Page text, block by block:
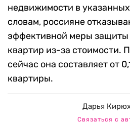
недвижимости в
словам, россияне
эффективной меры защиты
квартир из-за стоимости.
сейчас она составляет от
квартиры.
Дарья
Связаться с